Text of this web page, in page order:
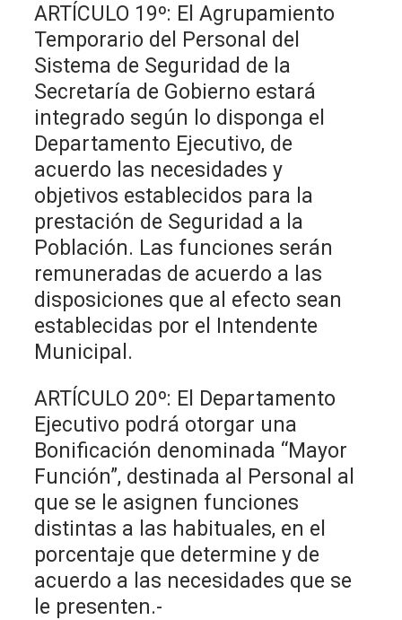
ARTÍCULO 19º: El Agrupamiento
Temporario del Personal del
Sistema de Seguridad de la
Secretaría de Gobierno estará
integrado según lo disponga el
Departamento Ejecutivo, de
acuerdo las necesidades y
objetivos establecidos para la
prestación de Seguridad a la
Población. Las funciones serán
remuneradas de acuerdo a las
disposiciones que al efecto sean
establecidas por el Intendente
Municipal.
ARTÍCULO 20º: El Departamento
Ejecutivo podrá otorgar una
Bonificación denominada “Mayor
Función”, destinada al Personal al
que se le asignen funciones
distintas a las habituales, en el
porcentaje que determine y de
acuerdo a las necesidades que se
le presenten.-